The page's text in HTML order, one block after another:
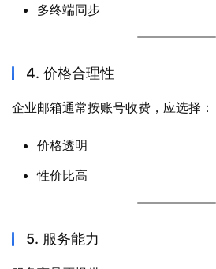
多终端同步
4. 价格合理性
企业邮箱通常按账号收费，应选择：
价格透明
性价比高
5. 服务能力